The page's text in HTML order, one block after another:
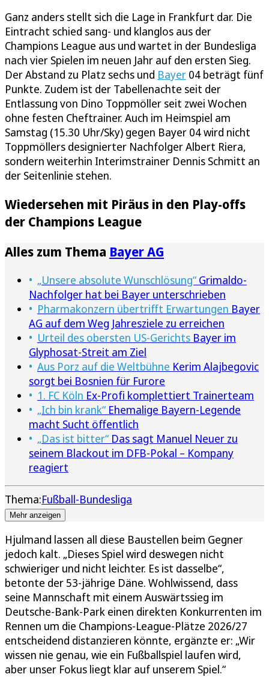
Ganz anders stellt sich die Lage in Frankfurt dar. Die
Eintracht schied sang- und klanglos aus der
Champions League aus und wartet in der Bundesliga
nach vier Spielen im neuen Jahr auf den ersten Sieg.
Der Abstand zu Platz sechs und Bayer 04 beträgt fünf
Punkte. Zudem ist der Tabellenachte seit der
Entlassung von Dino Toppmöller seit zwei Wochen
ohne festen Cheftrainer. Auch im Heimspiel am
Samstag (15.30 Uhr/Sky) gegen Bayer 04 wird nicht
Toppmöllers designierter Nachfolger Albert Riera,
sondern weiterhin Interimstrainer Dennis Schmitt an
der Seitenlinie stehen.
Wiedersehen mit Piräus in den Play-offs
der Champions League
Alles zum Thema Bayer AG
„Unsere absolute Wunschlösung“ Grimaldo-
Nachfolger hat bei Bayer unterschrieben
Pharmakonzern übertrifft Erwartungen Bayer
AG auf dem Weg Jahresziele zu erreichen
Urteil des obersten US-Gerichts Bayer im
Glyphosat-Streit am Ziel
Aus Porz auf die Weltbühne Kerim Alajbegovic
sorgt bei Bosnien für Furore
1. FC Köln Ex-Profi komplettiert Trainerteam
„Ich bin krank“ Ehemalige Bayern-Legende
macht Sucht öffentlich
„Das ist bitter“ Das sagt Manuel Neuer zu
seinem Blackout im DFB-Pokal – Kompany
reagiert
Thema:Fußball-Bundesliga
Mehr anzeigen
Hjulmand lassen all diese Baustellen beim Gegner
jedoch kalt. „Dieses Spiel wird deswegen nicht
schwieriger und nicht leichter. Es ist dasselbe“,
betonte der 53-jährige Däne. Wohlwissend, dass
seine Mannschaft mit einem Auswärtssieg im
Deutsche-Bank-Park einen direkten Konkurrenten im
Rennen um die Champions-League-Plätze 2026/27
entscheidend distanzieren könnte, ergänzte er: „Wir
wissen nie genau, wie ein Fußballspiel laufen wird,
aber unser Fokus liegt klar auf unserem Spiel.“